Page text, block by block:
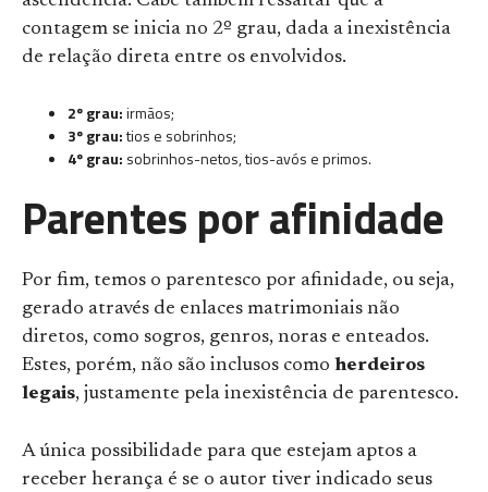
contagem se inicia no 2º grau, dada a inexistência
de relação direta entre os envolvidos.
2º grau:irmãos;
3º grau:tios e sobrinhos;
4º grau: sobrinhos-netos, tios-avós e primos.
Parentes por afinidade
Por fim, temos o parentesco por afinidade, ou seja,
gerado através de enlaces matrimoniais não
diretos, como sogros, genros, noras e enteados.
Estes, porém, não são inclusos como herdeiros
legais, justamente pela inexistência de parentesco.
A única possibilidade para que estejam aptos a
receber herança é se o autor tiver indicado seus